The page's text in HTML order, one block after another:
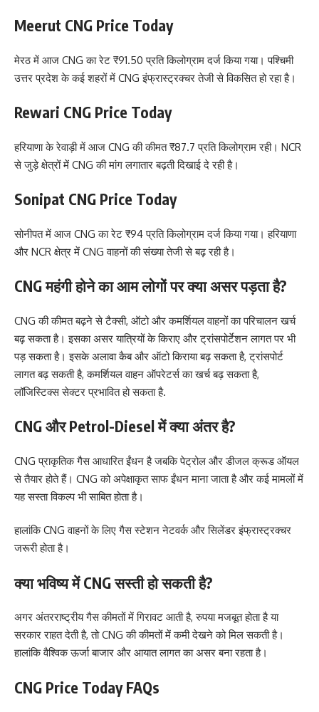
Meerut CNG Price Today
मेरठ में आज CNG का रेट ₹91.50 प्रति किलोग्राम दर्ज किया गया। पश्चिमी
उत्तर प्रदेश के कई शहरों में CNG इंफ्रास्ट्रक्चर तेजी से विकसित हो रहा है।
Rewari CNG Price Today
हरियाणा के रेवाड़ी में आज CNG की कीमत ₹87.7 प्रति किलोग्राम रही। NCR
से जुड़े क्षेत्रों में CNG की मांग लगातार बढ़ती दिखाई दे रही है।
Sonipat CNG Price Today
सोनीपत में आज CNG का रेट ₹94 प्रति किलोग्राम दर्ज किया गया। हरियाणा
और NCR क्षेत्र में CNG वाहनों की संख्या तेजी से बढ़ रही है।
CNG महंगी होने का आम लोगों पर क्या असर पड़ता है?
CNG की कीमत बढ़ने से टैक्सी, ऑटो और कमर्शियल वाहनों का परिचालन खर्च
बढ़ सकता है। इसका असर यात्रियों के किराए और ट्रांसपोर्टेशन लागत पर भी
पड़ सकता है। इसके अलावा कैब और ऑटो किराया बढ़ सकता है, ट्रांसपोर्ट
लागत बढ़ सकती है, कमर्शियल वाहन ऑपरेटर्स का खर्च बढ़ सकता है,
लॉजिस्टिक्स सेक्टर प्रभावित हो सकता है.
CNG और Petrol-Diesel में क्या अंतर है?
CNG प्राकृतिक गैस आधारित ईंधन है जबकि पेट्रोल और डीजल क्रूड ऑयल
से तैयार होते हैं। CNG को अपेक्षाकृत साफ ईंधन माना जाता है और कई मामलों में
यह सस्ता विकल्प भी साबित होता है।
हालांकि CNG वाहनों के लिए गैस स्टेशन नेटवर्क और सिलेंडर इंफ्रास्ट्रक्चर
जरूरी होता है।
क्या भविष्य में CNG सस्ती हो सकती है?
अगर अंतरराष्ट्रीय गैस कीमतों में गिरावट आती है, रुपया मजबूत होता है या
सरकार राहत देती है, तो CNG की कीमतों में कमी देखने को मिल सकती है।
हालांकि वैश्विक ऊर्जा बाजार और आयात लागत का असर बना रहता है।
CNG Price Today FAQs